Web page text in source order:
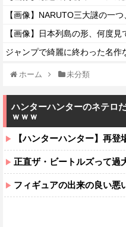
【画像】日本列島の形、何度
ジャンプで綺麗に終わった名作
ホーム 未分類
ハンターハンターのネテロ
ｗｗｗ
【ハンターハンター】再登
正直ザ・ビートルズって過
フィギュアの出来の良い悪